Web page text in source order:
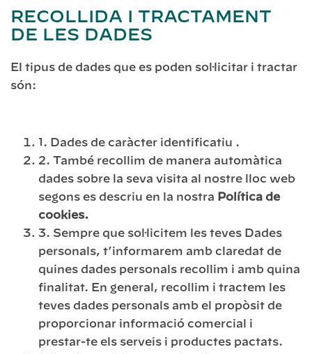
RECOLLIDA I TRACTAMENT
DE LES DADES
El tipus de dades que es poden sol·licitar i tractar
són:
1. Dades de caràcter identificatiu .
2. També recollim de manera automàtica
dades sobre la seva visita al nostre lloc web
segons es descriu en la nostra Política de
cookies.
3. Sempre que sol·licitem les teves Dades
personals, t’informarem amb claredat de
quines dades personals recollim i amb quina
finalitat. En general, recollim i tractem les
teves dades personals amb el propòsit de
proporcionar informació comercial i
prestar-te els serveis i productes pactats.